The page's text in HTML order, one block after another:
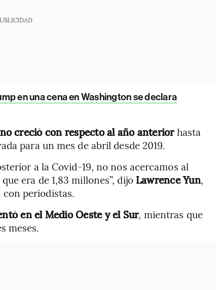
en una cena en Washington se declara
creció con respecto al año anteriorhasta
para un mes de abril desde 2019.
a la Covid-19, no nos acercamos al
era de 1,83 millones”, dijo Lawrence Yun,
con periodistas.
en el Medio Oeste y el Sur, mientras que
meses.